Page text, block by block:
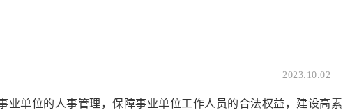
2023.10.02
人事管理，保障事业单位工作人员的合法权益，建设高素